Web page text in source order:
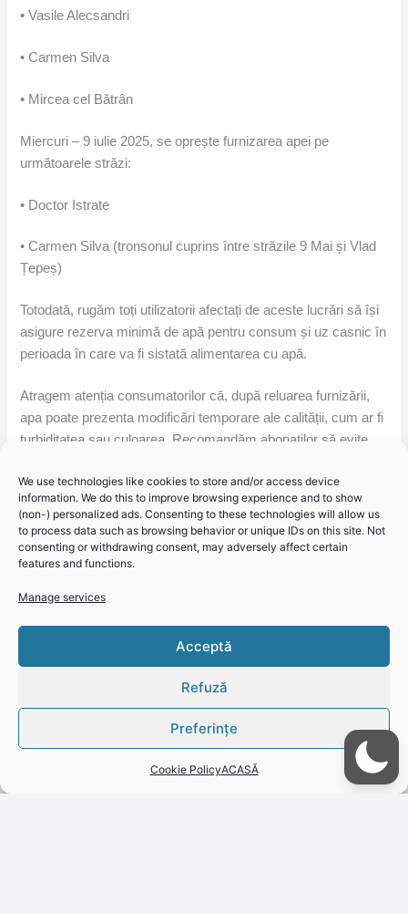
We use technologies like cookies to store and/or access device
information. We do this to improve browsing experience and to show
(non-) personalized ads. Consenting to these technologies will allow us
to process data such as browsing behavior or unique IDs on this site. Not
consenting or withdrawing consent, may adversely affect certain
features and functions.
Manage services
Acceptă
Refuză
Preferințe
Cookie PolicyACASĂ
• Vasile Alecsandri
• Carmen Silva
• Mircea cel Bătrân
Miercuri – 9 iulie 2025, se oprește furnizarea apei pe
următoarele străzi:
• Doctor Istrate
• Carmen Silva (tronsonul cuprins între străzile 9 Mai și Vlad
Țepeș)
Totodată, rugăm toți utilizatorii afectați de aceste lucrări să își
asigure rezerva minimă de apă pentru consum și uz casnic în
perioada în care va fi sistată alimentarea cu apă.
Atragem atenția consumatorilor că, după reluarea furnizării,
apa poate prezenta modificări temporare ale calității, cum ar fi
turbiditatea sau culoarea. Recomandăm abonaților să evite
casnice până la limpezire.
Ne cerem scuze pentru disconfortul creat și vă asigurăm că
echipele RAJA vor depune toate eforturile pentru finalizarea
intervențiilor și reluarea alimentării cu apă în cel mai scurt
timp posibil.
din Eforie Sud, 8 și 9 iulie 2025!